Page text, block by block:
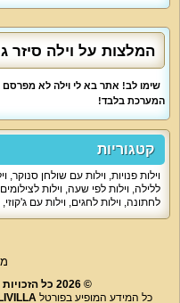
המלצות על וילה סיזר
שימו לב! אתר בא לי וילה לא מפרסם
המערכת בלבד!
קטגוריות
וילות פנויות, וילות עם שולחן סנוקר,
ללילה, וילות לפי שעה, וילות לצילומים
לחתונה, וילות לחגים, וילות עם ג'קוזי,
© 2026 כל הזכויות שמורות לפורטל בא לי וילה
כל המידע המופיע בפורטל